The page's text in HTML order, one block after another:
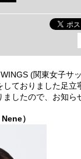
(関東女子サ
しておりました足立
したので、お知ら
）